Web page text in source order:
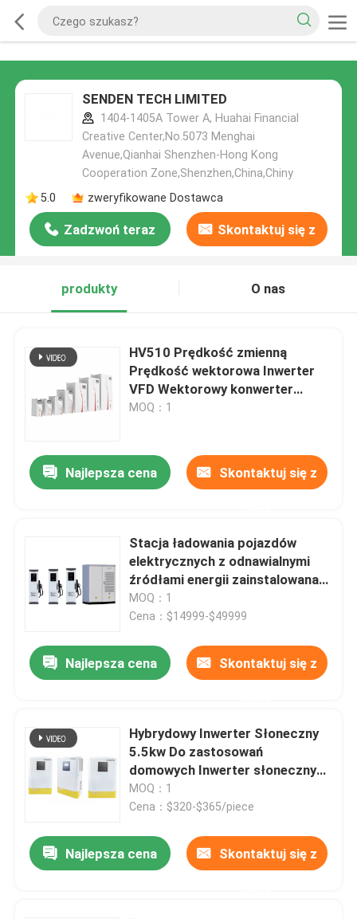
SENDEN TECH LIMITED
1404-1405A Tower A, Huahai Financial
Creative Center,No.5073 Menghai
Avenue,Qianhai Shenzhen-Hong Kong
Cooperation Zone,Shenzhen,China,Chiny
5.0
zweryfikowane Dostawca
Zadzwoń teraz Skontaktuj się z
produkty
O nas
HV510 Prędkość zmienną
Prędkość wektorowa Inwerter
VFD Wektorowy konwerter
częstotliwości
MOQ：1
Najlepsza cena Skontaktuj się z
Stacja ładowania pojazdów
elektrycznych z odnawialnymi
źródłami energii zainstalowana
na podłodze
MOQ：1
Cena：$14999-$49999
Najlepsza cena Skontaktuj się z
Hybrydowy Inwerter Słoneczny
5.5kw Do zastosowań
domowych Inwerter słoneczny
PV
MOQ：1
Cena：$320-$365/piece
Najlepsza cena Skontaktuj się z